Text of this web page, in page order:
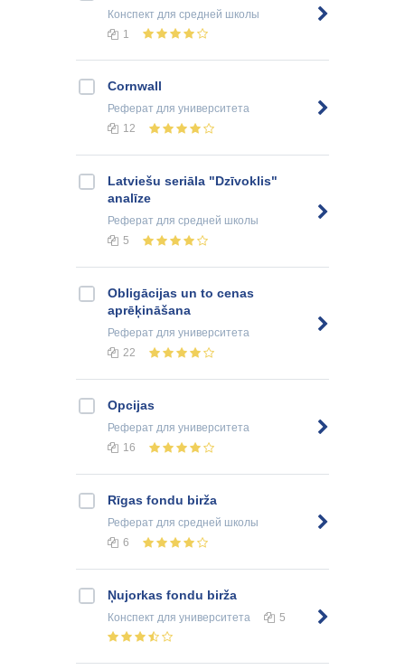
Конспект для средней школы
1
Cornwall
Реферат для университета
12
Latviešu seriāla "Dzīvoklis"
analīze
Реферат для средней школы
5
Obligācijas un to cenas
aprēķināšana
Реферат для университета
22
Opcijas
Реферат для университета
16
Rīgas fondu birža
Реферат для средней школы
6
Ņujorkas fondu birža
Конспект для университета 5